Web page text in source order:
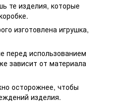
те изделия, которые
изготовлена игрушка,
перед использованием
зависит от материала
осторожнее, чтобы
изделия.